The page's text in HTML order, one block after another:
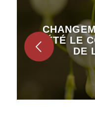
D’ÉTÉ LE
DE